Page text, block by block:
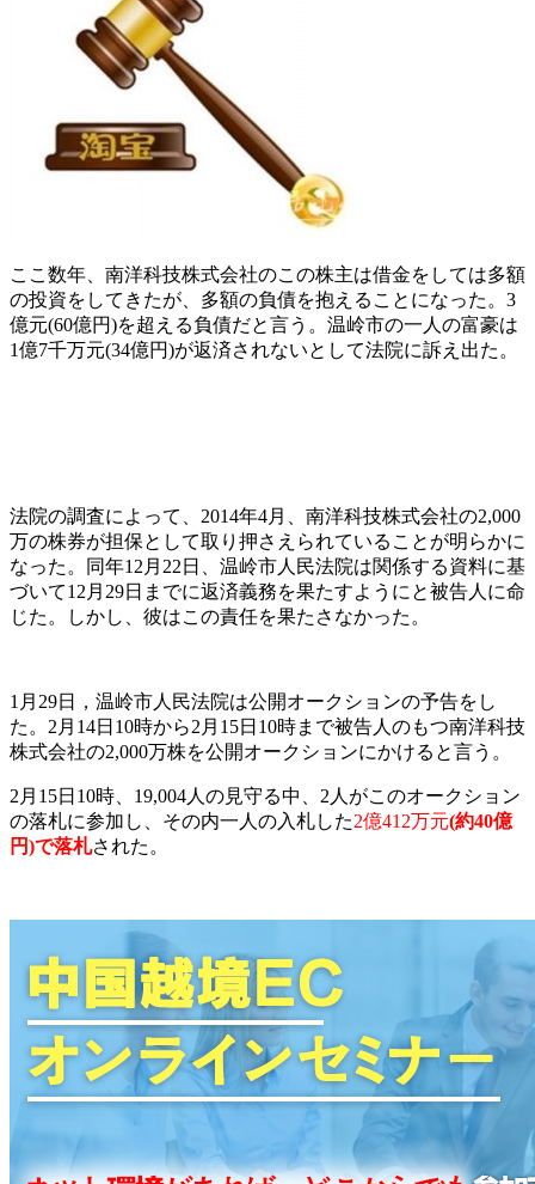
ここ数年、南洋科技株式会社のこの株主は借金をしては多額
の投資をしてきたが、多額の負債を抱えることになった。3
億元(60億円)を超える負債だと言う。温岭市の一人の富豪は
1億7千万元(34億円)が返済されないとして法院に訴え出た。
法院の調査によって、2014年4月、南洋科技株式会社の2,000
万の株券が担保として取り押さえられていることが明らかに
なった。同年12月22日、温岭市人民法院は関係する資料に基
づいて12月29日までに返済義務を果たすようにと被告人に命
じた。しかし、彼はこの責任を果たさなかった。
1月29日，温岭市人民法院は公開オークションの予告をし
た。2月14日10時から2月15日10時まで被告人のもつ南洋科技
株式会社の2,000万株を公開オークションにかけると言う。
2月15日10時、19,004人の見守る中、2人がこのオークション
の落札に参加し、その内一人の入札した2億412万元(約40億
円)で落札された。